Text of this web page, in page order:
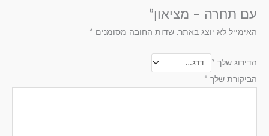
עם תחרה – מציאון”
האימייל לא יוצג באתר. שדות החובה מסומנים *
הדירוג שלך *
הביקורת שלך *